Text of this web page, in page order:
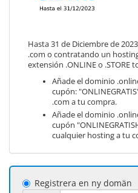
Hasta 31 de Diciembre de
.com o contratando un
extensión .ONLINE o
Añade el dominio
cupón:
.com a tu compra.
Añade el dominio
cupón
cualquier hosting a tu
Registrera en ny domän